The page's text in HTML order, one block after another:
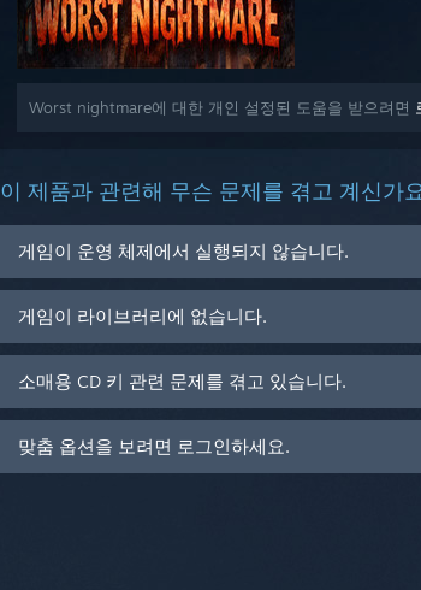
Worst nightmare에 대한 개인 설정된 도움을 받으려면
이 제품과 관련해 무슨 문제를 겪고 계신가
게임이 운영 체제에서 실행되지 않습니다.
게임이 라이브러리에 없습니다.
소매용 CD 키 관련 문제를 겪고 있습니다.
맞춤 옵션을 보려면 로그인하세요.